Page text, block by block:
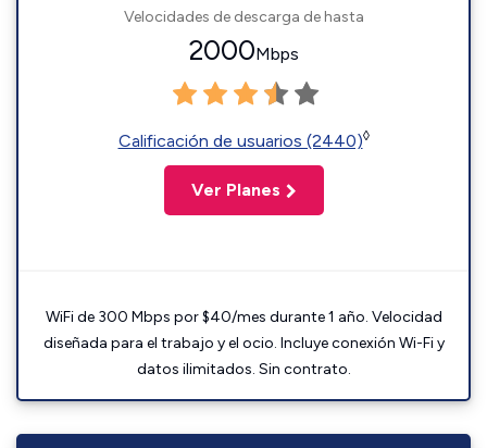
Velocidades de descarga de hasta
2000Mbps
Calificación de usuarios (2440)◊
Ver Planes
WiFi de 300 Mbps por $40/mes durante 1 año. Velocidad
diseñada para el trabajo y el ocio. Incluye conexión Wi-Fi y
datos ilimitados. Sin contrato.